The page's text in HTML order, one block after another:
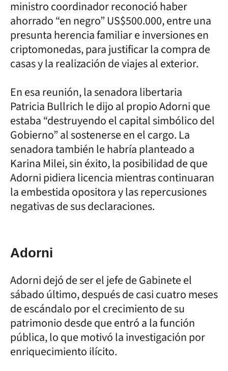
ministro coordinador reconoció haber
ahorrado “en negro” US$500.000, entre una
presunta herencia familiar e inversiones en
criptomonedas, para justificar la compra de
casas y la realización de viajes al exterior.
En esa reunión, la senadora libertaria
Patricia Bullrich le dijo al propio Adorni que
estaba “destruyendo el capital simbólico del
Gobierno” al sostenerse en el cargo. La
senadora también le habría planteado a
Karina Milei, sin éxito, la posibilidad de que
Adorni pidiera licencia mientras continuaran
la embestida opositora y las repercusiones
negativas de sus declaraciones.
Adorni
Adorni dejó de ser el jefe de Gabinete el
sábado último, después de casi cuatro meses
de escándalo por el crecimiento de su
patrimonio desde que entró a la función
pública, lo que motivó la investigación por
enriquecimiento ilícito.